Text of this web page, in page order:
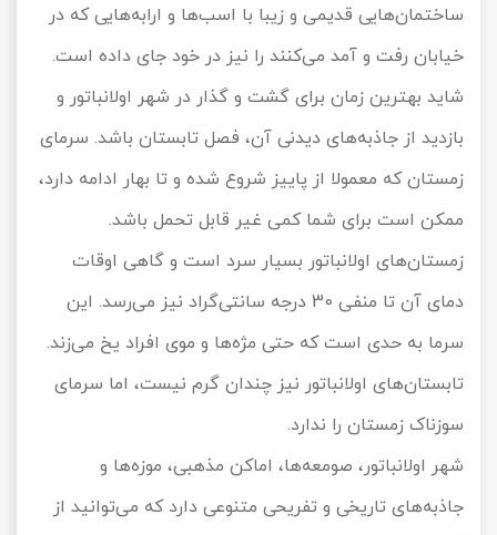
ساختمان‌هایی قدیمی و زیبا با اسب‌ها و ارابه‌هایی که در
خیابان رفت و آمد می‌کنند را نیز در خود جای داده است.
شاید بهترین زمان برای گشت و گذار در شهر اولانباتور و
بازدید از جاذبه‌های دیدنی آن، فصل تابستان باشد. سرمای
زمستان که معمولا از پاییز شروع شده و تا بهار ادامه دارد،
ممکن است برای شما کمی غیر قابل تحمل باشد.
زمستان‌های اولانباتور بسیار سرد است و گاهی اوقات
دمای آن تا منفی 30 درجه سانتی‌گراد نیز می‌رسد. این
سرما به حدی است که حتی مژه‌ها و موی افراد یخ می‌زند.
تابستان‌های اولانباتور نیز چندان گرم نیست، اما سرمای
سوزناک زمستان را ندارد.
شهر اولانباتور، صومعه‌ها، اماکن مذهبی، موزه‌ها و
جاذبه‌های تاریخی و تفریحی متنوعی دارد که می‌توانید از